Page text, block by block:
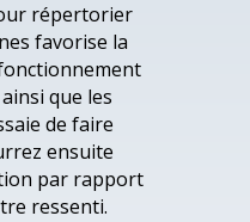
répertorier
favorise la
que les
de faire
ensuite
par rapport
ressenti.